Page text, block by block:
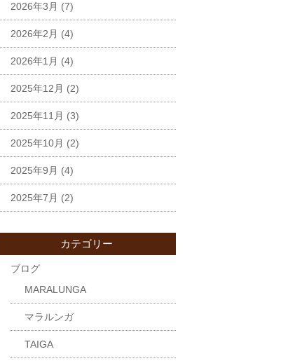
2026年3月 (7)
2026年2月 (4)
2026年1月 (4)
2025年12月 (2)
2025年11月 (3)
2025年10月 (2)
2025年9月 (4)
2025年7月 (2)
カテゴリー
ブログ
MARALUNGA
マラルンガ
TAIGA